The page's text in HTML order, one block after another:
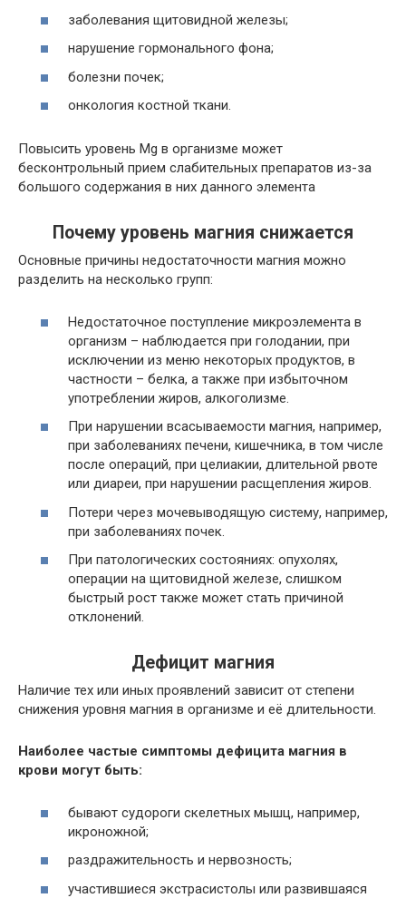
заболевания щитовидной железы;
нарушение гормонального фона;
болезни почек;
онкология костной ткани.
Повысить уровень Mg в организме может
бесконтрольный прием слабительных препаратов из-за
большого содержания в них данного элемента
Почему уровень магния снижается
Основные причины недостаточности магния можно
разделить на несколько групп:
Недостаточное поступление микроэлемента в
организм – наблюдается при голодании, при
исключении из меню некоторых продуктов, в
частности – белка, а также при избыточном
употреблении жиров, алкоголизме.
При нарушении всасываемости магния, например,
при заболеваниях печени, кишечника, в том числе
после операций, при целиакии, длительной рвоте
или диареи, при нарушении расщепления жиров.
Потери через мочевыводящую систему, например,
при заболеваниях почек.
При патологических состояниях: опухолях,
операции на щитовидной железе, слишком
быстрый рост также может стать причиной
отклонений.
Дефицит магния
Наличие тех или иных проявлений зависит от степени
снижения уровня магния в организме и её длительности.
Наиболее частые симптомы дефицита магния в
крови могут быть:
бывают судороги скелетных мышц, например,
икроножной;
раздражительность и нервозность;
участившиеся экстрасистолы или развившаяся